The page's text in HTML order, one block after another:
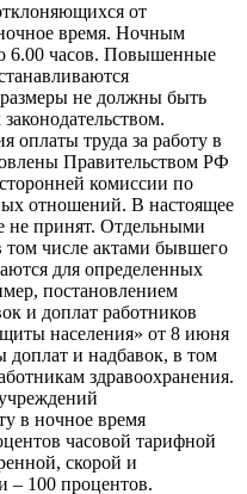
от
время. Ночным
6.00 часов. Повышенные
не должны быть
труда за работу в
Правительством РФ
комиссии по
отношений. В настоящее
не принят. Отдельными
числе актами бывшего
для определенных
постановлением
и доплат работников
населения» от 8 июня
доплат и надбавок, в том
здравоохранения.
в ночное время
часовой тарифной
скорой и
– 100 процентов.